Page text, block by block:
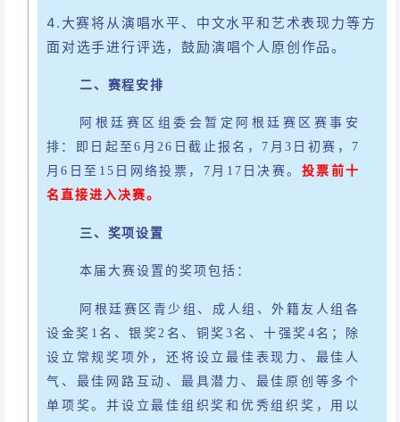
4.大赛将从演唱水平、中文水平和艺术表现力等方
面对选手进行评选，鼓励演唱个人原创作品。
二、赛程安排
阿根廷赛区组委会暂定阿根廷赛区赛事安
排：即日起至6月26日截止报名，7月3日初赛，7
月6日至15日网络投票，7月17日决赛。 投票前十
名直接进入决赛。
三、奖项设置
本届大赛设置的奖项包括：
阿根廷赛区青少组、成人组、外籍友人组各
设金奖 1名、银奖2名、铜奖3名、十强奖4名；除
设立常规奖项外，还将设立最佳表现力、最佳人
气、最佳网路互动、最具潜力、最佳原创等多个
单项奖。并设立最佳组织奖和优秀组织奖，用以